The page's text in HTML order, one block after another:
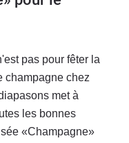
pas pour fêter la
champagne chez
met à
les bonnes
«Champagne»